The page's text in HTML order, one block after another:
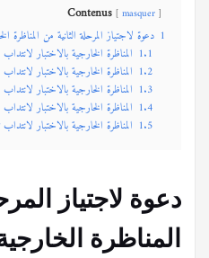
Contenus masquer
1 دعوة لاجتياز المرحلة الثانية من المناظرة
1.1 المناظرة الخارجية بالاختبار
1.2 المناظرة الخارجية بالاختبار
1.3 المناظرة الخارجية بالاختبار
1.4 المناظرة الخارجية بالاختبار
1.5 المناظرة الخارجية بالاختبار
دعوة لاجتياز
المناظرة